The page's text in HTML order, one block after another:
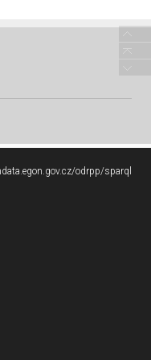
odrpp/sparql